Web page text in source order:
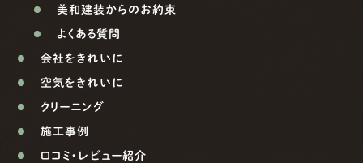
美和建装からのお約束
よくある質問
会社をきれいに
空気をきれいに
クリーニング
施工事例
口コミ・レビュー紹介